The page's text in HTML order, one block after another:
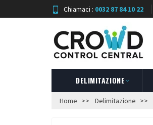
Chiamaci : 0032 87 84 10 22
DELIMITAZIONE
Home Delimitazione